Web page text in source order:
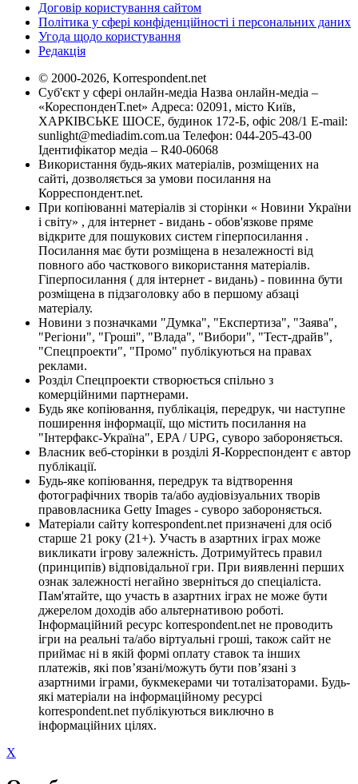
Договір користування сайтом
Політика у сфері конфіденційності і персональних даних
Угода щодо користування
Редакція
© 2000-2026, Korrespondent.net
Суб'єкт у сфері онлайн-медіа Назва онлайн-медіа –
«КореспонденТ.net» Адреса: 02091, місто Київ,
ХАРКІВСЬКЕ ШОСЕ, будинок 172-Б, офіс 208/1 E-mail:
sunlight@mediadim.com.ua Телефон: 044-205-43-00
Ідентифікатор медіа – R40-06068
Використання будь-яких матеріалів, розміщених на
сайті, дозволяється за умови посилання на
Корреспондент.net.
При копіюванні матеріалів зі сторінки « Новини України
і світу» , для інтернет - видань - обов'язкове пряме
відкрите для пошукових систем гіперпосилання .
Посилання має бути розміщена в незалежності від
повного або часткового використання матеріалів.
Гіперпосилання ( для інтернет - видань) - повинна бути
розміщена в підзаголовку або в першому абзаці
матеріалу.
Новини з позначками "Думка", "Експертиза", "Заява",
"Регіони", "Гроші", "Влада", "Вибори", "Тест-драйв",
"Спецпроекти", "Промо" публікуються на правах
реклами.
Розділ Спецпроекти створюється спільно з
комерційними партнерами.
Будь яке копіювання, публікація, передрук, чи наступне
поширення інформації, що містить посилання на
"Інтерфакс-Україна", EPA / UPG, суворо забороняється.
Власник веб-сторінки в розділі Я-Корреспондент є автор
публікації.
Будь-яке копіювання, передрук та відтворення
фотографічних творів та/або аудіовізуальних творів
правовласника Getty Images - суворо забороняється.
Матеріали сайту korrespondent.net призначені для осіб
старше 21 року (21+). Участь в азартних іграх може
викликати ігрову залежність. Дотримуйтесь правил
(принципів) відповідальної гри. При виявленні перших
ознак залежності негайно зверніться до спеціаліста.
Пам'ятайте, що участь в азартних іграх не може бути
джерелом доходів або альтернативою роботі.
Інформаційний ресурс korrespondent.net не проводить
ігри на реальні та/або віртуальні гроші, також сайт не
приймає ні в якій формі оплату ставок та інших
платежів, які пов’язані/можуть бути пов’язані з
азартними іграми, букмекерами чи тоталізаторами. Будь-
які матеріали на інформаційному ресурсі
korrespondent.net публікуються виключно в
інформаційних цілях.
X